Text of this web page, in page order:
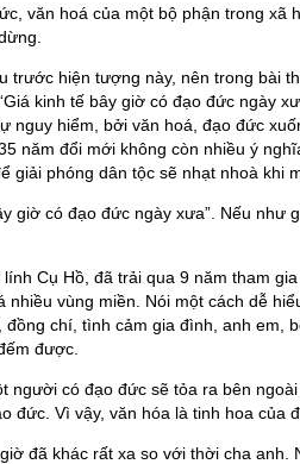
văn hoá của một bộ phận trong xã
trước hiện tượng này, nên trong bài
kinh tế bây giờ có đạo đức ngày
nguy hiểm, bởi văn hoá, đạo đức
năm đổi mới không còn nhiều ý
giải phóng dân tộc sẽ nhạt nhoà khi
giờ có đạo đức ngày xưa”. Nếu như
Cụ Hồ, đã trải qua 9 năm tham
nhiều vùng miền. Nói một cách dễ
đồng chí, tình cảm gia đình, anh em,
được.
người có đạo đức sẽ tỏa ra bên
đức. Vì vậy, văn hóa là tinh hoa của
đã khác rất xa so với thời cha anh.